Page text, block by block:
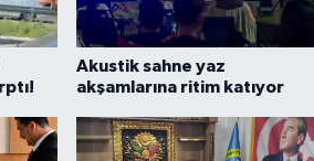
Akustik sahne yaz
akşamlarına ritim katıyor